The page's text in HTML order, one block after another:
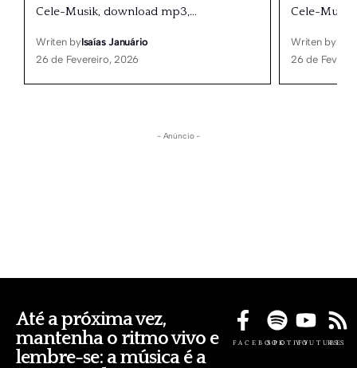
Cele-Musik, download mp3,…
Writen byIsaías Januário
26 de Fevereiro, 2026
Cele-
Writen by
26 de
- Anúncio -
Até a próxima vez,
mantenha o ritmo vivo e
lembre-se: a música é a
FACEBOOKSPOTIFYYOUTUBE
RSS